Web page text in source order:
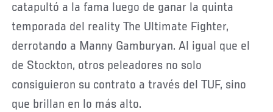
catapultó a la fama luego de ganar la quinta
temporada del reality The Ultimate Fighter,
derrotando a Manny Gamburyan. Al igual que el
de Stockton, otros peleadores no solo
consiguieron su contrato a través del TUF, sino
que brillan en lo más alto.